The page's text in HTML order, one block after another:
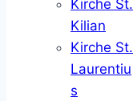
Kirche St.
Kilian
Kirche St.
Laurentiu
s